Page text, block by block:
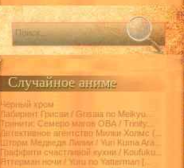
Случайное аниме
Чёрный хром
Лабиринт Грисаи / Grisaia no Meikyu...
Тринити: Семеро магов ОВА / Trinity...
Детективное агентство Милки Холмс (...
Шторм Медведя Лилии / Yuri Kuma Ara...
Граффити счастливой кухни / Koufuku...
Яттерман ночи / Yoru no Yatterman [...